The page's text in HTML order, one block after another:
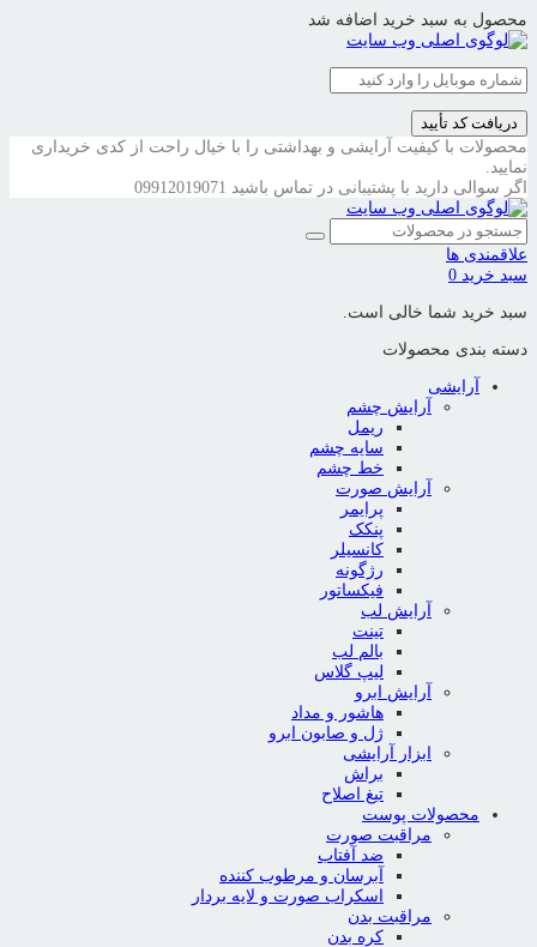
محصول به سبد خرید اضافه شد
دریافت کد تأیید
محصولات با کیفیت آرایشی و بهداشتی را با خیال راحت از کدی خریداری
نمایید.
اگر سوالی دارید با پشتیبانی در تماس باشید 09912019071
علاقمندی ها
سبد خرید 0
سبد خرید شما خالی است.
دسته بندی محصولات
آرایشی
آرایش چشم
ریمل
سایه چشم
خط چشم
آرایش صورت
پرایمر
پنکک
کانسیلر
رژگونه
فیکساتور
آرایش لب
تینت
بالم لب
لیپ گلاس
آرایش ابرو
هاشور و مداد
ژل و صابون ابرو
ابزار آرایشی
براش
تیغ اصلاح
محصولات پوست
مراقبت صورت
ضد آفتاب
آبرسان و مرطوب کننده
اسکراب صورت و لایه بردار
مراقبت بدن
کره بدن